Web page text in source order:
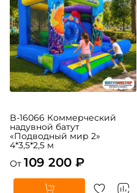
B-16066 Коммерческий
надувной батут
«Подводный мир 2»
4*3,5*2,5 м